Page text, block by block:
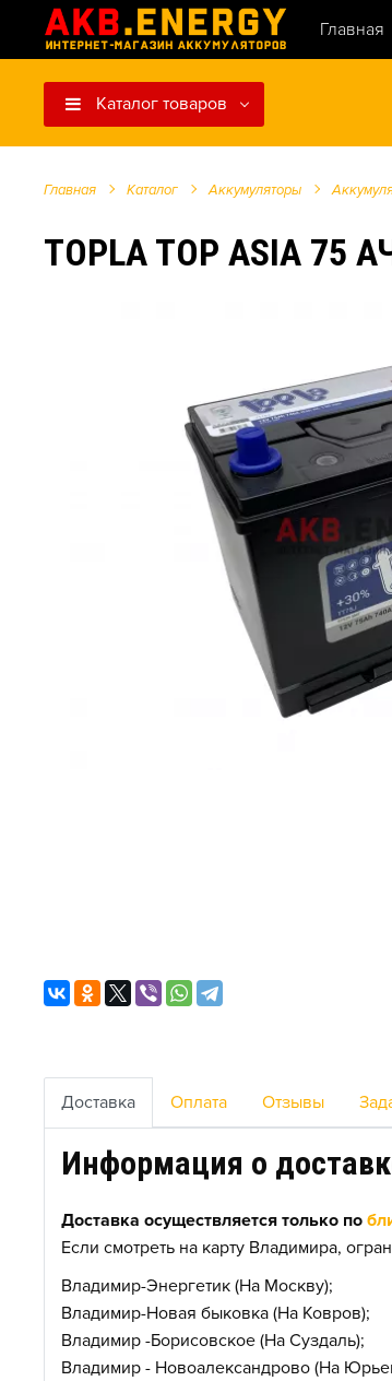
Главная
Каталог товаров
Главная Каталог Аккумуляторы
TOPLA TOP ASIA 75
Доставка Оплата Отзывы
Информация о
Доставка осуществляется только по
Если смотреть на карту Владимира,
Владимир-Энергетик (На Москву);
Владимир-Новая быковка (На Ковров);
Владимир -Борисовское (На Суздаль);
Владимир - Новоалександрово (На